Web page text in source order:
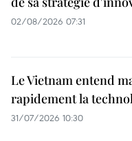
02/08/2026 07:31
Le Vietnam entend
rapidement la
31/07/2026 10:30